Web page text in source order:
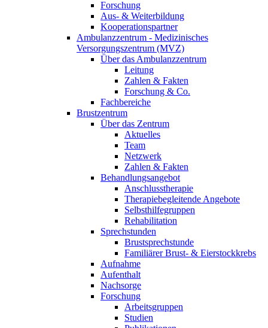
Forschung
Aus- & Weiterbildung
Kooperationspartner
Ambulanzzentrum - Medizinisches
Versorgungszentrum (MVZ)
Über das Ambulanzzentrum
Leitung
Zahlen & Fakten
Forschung & Co.
Fachbereiche
Brustzentrum
Über das Zentrum
Aktuelles
Team
Netzwerk
Zahlen & Fakten
Behandlungsangebot
Anschlusstherapie
Therapiebegleitende Angebote
Selbsthilfegruppen
Rehabilitation
Sprechstunden
Brustsprechstunde
Familiärer Brust- & Eierstockkrebs
Aufnahme
Aufenthalt
Nachsorge
Forschung
Arbeitsgruppen
Studien